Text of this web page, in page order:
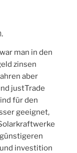
man in den
zinsen
aber
justTrade
für den
geeignet,
investition